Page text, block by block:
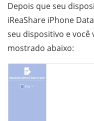
Depois que seu
iReaShare iPhone
seu dispositivo e
mostrado abaixo: